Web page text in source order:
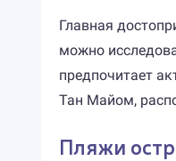
Главная
можно
предпочитает
Тан Майом,
Пляжи